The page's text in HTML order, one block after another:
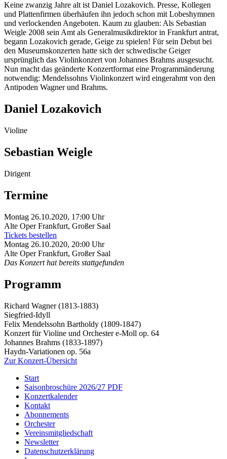
Keine zwanzig Jahre alt ist Daniel Lozakovich. Presse, Kollegen
und Plattenfirmen überhäufen ihn jedoch schon mit Lobeshymnen
und verlockenden Angeboten. Kaum zu glauben: Als Sebastian
Weigle 2008 sein Amt als Generalmusikdirektor in Frankfurt antrat,
begann Lozakovich gerade, Geige zu spielen! Für sein Debut bei
den Museumskonzerten hatte sich der schwedische Geiger
ursprünglich das Violinkonzert von Johannes Brahms ausgesucht.
Nun macht das geänderte Konzertformat eine Programmänderung
notwendig: Mendelssohns Violinkonzert wird eingerahmt von den
Antipoden Wagner und Brahms.
Daniel Lozakovich
Violine
Sebastian Weigle
Dirigent
Termine
Montag 26.10.2020, 17:00 Uhr
Alte Oper Frankfurt, Großer Saal
Tickets bestellen
Montag 26.10.2020, 20:00 Uhr
Alte Oper Frankfurt, Großer Saal
Das Konzert hat bereits stattgefunden
Programm
Richard Wagner (1813-1883)
Siegfried-Idyll
Felix Mendelssohn Bartholdy (1809-1847)
Konzert für Violine und Orchester e-Moll op. 64
Johannes Brahms (1833-1897)
Haydn-Variationen op. 56a
Zur Konzert-Übersicht
Start
Saisonbroschüre 2026/27 PDF
Konzertkalender
Kontakt
Abonnements
Orchester
Vereinsmitgliedschaft
Newsletter
Datenschutzerklärung